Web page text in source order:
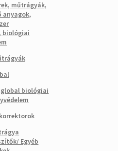
műtrágyák,
anyagok,
biológiai
biológiai
Egyéb